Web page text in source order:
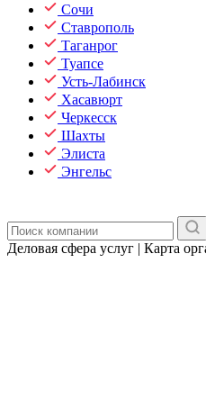
Сочи
Ставрополь
Таганрог
Туапсе
Усть-Лабинск
Хасавюрт
Черкесск
Шахты
Элиста
Энгельс
Деловая сфера услуг | Карта